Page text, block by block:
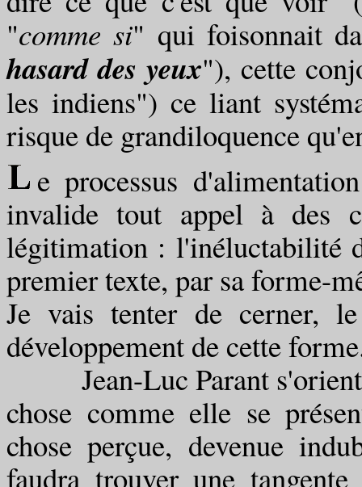
"comme si" qui foisonnait
hasard des yeux"), cette
les indiens") ce liant
risque de grandiloquence
e processus
invalide tout appel à des
légitimation : l'inéluctabilité
premier texte, par sa forme-
Je vais tenter de cerner,
développement de cette
Jean-Luc Parant s'oriente
chose comme elle se
chose perçue, devenue
faudra trouver une